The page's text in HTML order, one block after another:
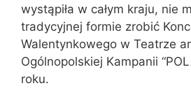
wystąpiła w całym kraju, nie
tradycyjnej formie zrobić
Walentynkowego w Teatrze
Ogólnopolskiej Kampanii
roku.